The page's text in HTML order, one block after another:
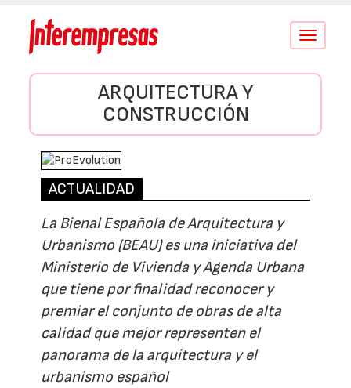
Conmutar
ARQUITECTURA Y
CONSTRUCCIÓN
ACTUALIDAD
La Bienal Española de Arquitectura y
Urbanismo (BEAU) es una iniciativa del
Ministerio de Vivienda y Agenda Urbana
que tiene por finalidad reconocer y
premiar el conjunto de obras de alta
calidad que mejor representen el
panorama de la arquitectura y el
urbanismo español